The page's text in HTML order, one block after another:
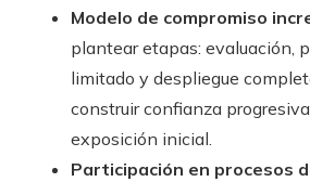
Modelo de compromiso
plantear etapas: evaluación,
limitado y despliegue
construir confianza
exposición inicial.
Participación en procesos